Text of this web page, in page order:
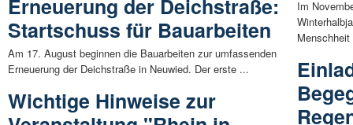
Erneuerung der Deichstraße:
Startschuss für Bauarbeiten
Am 17. August beginnen die Bauarbeiten zur umfassenden
Erneuerung der Deichstraße in Neuwied. Der erste ...
Wichtige Hinweise zur
Im